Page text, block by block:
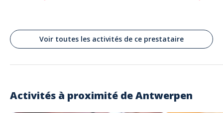
Voir toutes les activités de ce prestataire
Activités à proximité deAntwerpen